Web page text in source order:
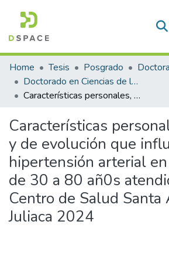
Communities & Collections
All of DSpace
Statistics
Home Tesis Posgrado
Doctorado en Ciencias de la Salud
Características personales, clínicas y de evolución que influyen en la hipertensión arterial en pacientes de 30 a 80 añ0s atendidos en el Centro de Salud Santa Adriana Juliaca 2024
Características
y de evolución que
hipertensión arterial
de 30 a 80 añ0s
Centro de Salud Santa
Juliaca 2024